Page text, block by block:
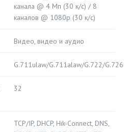
канала @ 4 Мп (30 к/с) / 8
каналов @ 1080p (30 к/с)
Видео, видео и аудио
G.711ulaw/G.711alaw/G.722/G.726
32
TCP/IP, DHCP, Hik-Connect, DNS,